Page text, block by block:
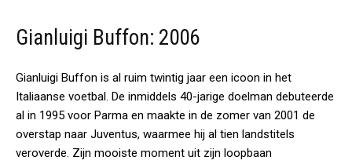
Gianluigi Buffon: 2006
Gianluigi Buffon is al ruim twintig jaar een icoon in het
Italiaanse voetbal. De inmiddels 40-jarige doelman debuteerde
al in 1995 voor Parma en maakte in de zomer van 2001 de
overstap naar Juventus, waarmee hij al tien landstitels
veroverde. Zijn mooiste moment uit zijn loopbaan